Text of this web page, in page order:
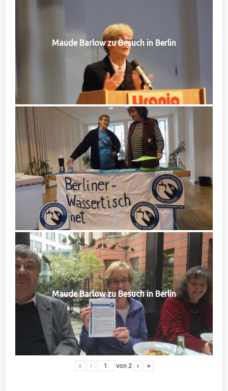
Maude Barlow zu Besuch in Berlin
Maude Barlow zu Besuch in Berlin
« ‹ von 2 › »